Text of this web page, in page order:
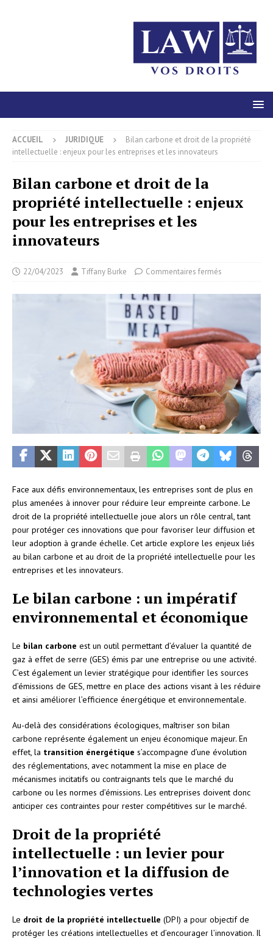
ACCUEIL JURIDIQUE
Bilan carbone et droit de la propriété
intellectuelle : enjeux pour les entreprises et les innovateurs
Bilan carbone et droit de la
propriété intellectuelle : enjeux
pour les entreprises et les
innovateurs
22/04/2023 Tiffany Burke Commentaires fermés
Face aux défis environnementaux, les entreprises sont de plus en
plus amenées à innover pour réduire leur empreinte carbone. Le
droit de la propriété intellectuelle joue alors un rôle central, tant
pour protéger ces innovations que pour favoriser leur diffusion et
leur adoption à grande échelle. Cet article explore les enjeux liés
au bilan carbone et au droit de la propriété intellectuelle pour les
entreprises et les innovateurs.
Le bilan carbone : un impératif
environnemental et économique
Le bilan carbone est un outil permettant d’évaluer la quantité de
gaz à effet de serre (GES) émis par une entreprise ou une activité.
C’est également un levier stratégique pour identifier les sources
d’émissions de GES, mettre en place des actions visant à les réduire
et ainsi améliorer l’efficience énergétique et environnementale.
Au-delà des considérations écologiques, maîtriser son bilan
carbone représente également un enjeu économique majeur. En
effet, la transition énergétique s’accompagne d’une évolution
des réglementations, avec notamment la mise en place de
mécanismes incitatifs ou contraignants tels que le marché du
carbone ou les normes d’émissions. Les entreprises doivent donc
anticiper ces contraintes pour rester compétitives sur le marché.
Droit de la propriété
intellectuelle : un levier pour
l’innovation et la diffusion de
technologies vertes
Le droit de la propriété intellectuelle (DPI) a pour objectif de
protéger les créations intellectuelles et d’encourager l’innovation. Il